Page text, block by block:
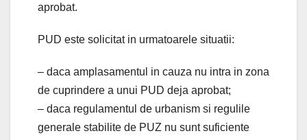
aprobat.
PUD este solicitat in urmatoarele situatii:
– daca amplasamentul in cauza nu intra in zona
de cuprindere a unui PUD deja aprobat;
– daca regulamentul de urbanism si regulile
generale stabilite de PUZ nu sunt suficiente